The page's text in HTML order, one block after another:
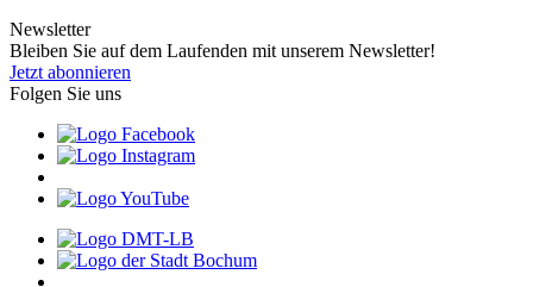
Newsletter
Bleiben Sie auf dem Laufenden mit unserem Newsletter!
Jetzt abonnieren
Folgen Sie uns